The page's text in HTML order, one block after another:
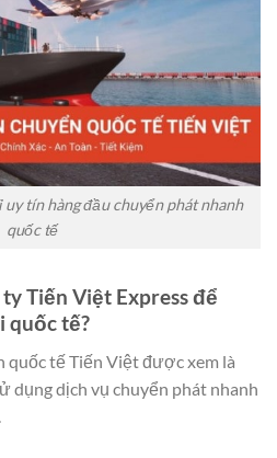
tín hàng đầu chuyển phát nhanh
quốc tế
Tiến Việt Express để
quốc tế?
quốc tế Tiến Việt được xem là
dụng dịch vụ chuyển phát nhanh